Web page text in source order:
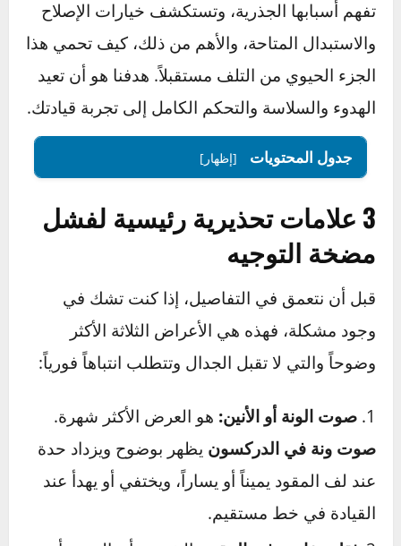
سنشرح لك كل ما تريد معرفته بأسلوب بسيط
ومباشر. ستتعلم كيف تشخص المشكلة بنفسك،
تفهم أسبابها الجذرية، وتستكشف خيارات الإصلاح
والاستبدال المتاحة، والأهم من ذلك، كيف تحمي هذا
الجزء الحيوي من التلف مستقبلاً. هدفنا هو أن تعيد
جدول المحتويات
3 علامات تحذيرية رئيسية لفشل
مضخة التوجيه
وجود مشكلة، فهذه هي الأعراض الثلاثة الأكثر
وضوحاً والتي لا تقبل الجدال وتتطلب انتباهاً فورياً:
صوت الونة أو الأنين:هو العرض الأكثر شهرة.